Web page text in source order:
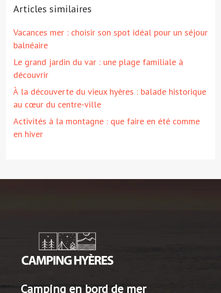
Articles similaires
Vacances mer : choisir son spot idéal pour un séjour
balnéaire
Le grand jardin du var : une plage familiale à
découvrir
À la découverte du vieux hyères : balade historique
au cœur du centre-ville
Activités à la montagne : que faire en été comme
en hiver
Camping en bord de mer